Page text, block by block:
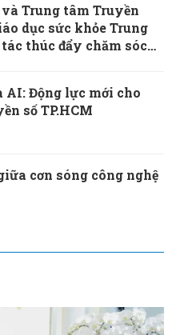
Trung tâm Truyền
dục sức khỏe Trung
thúc đẩy chăm sóc
AI: Động lực mới cho
số TP.HCM
cơn sóng công nghệ